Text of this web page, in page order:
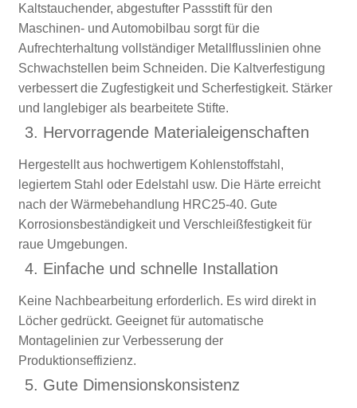
Kaltstauchender, abgestufter Passstift für den
Maschinen- und Automobilbau sorgt für die
Aufrechterhaltung vollständiger Metallflusslinien ohne
Schwachstellen beim Schneiden. Die Kaltverfestigung
verbessert die Zugfestigkeit und Scherfestigkeit. Stärker
und langlebiger als bearbeitete Stifte.
3. Hervorragende Materialeigenschaften
Hergestellt aus hochwertigem Kohlenstoffstahl,
legiertem Stahl oder Edelstahl usw. Die Härte erreicht
nach der Wärmebehandlung HRC25-40. Gute
Korrosionsbeständigkeit und Verschleißfestigkeit für
raue Umgebungen.
4. Einfache und schnelle Installation
Keine Nachbearbeitung erforderlich. Es wird direkt in
Löcher gedrückt. Geeignet für automatische
Montagelinien zur Verbesserung der
Produktionseffizienz.
5. Gute Dimensionskonsistenz